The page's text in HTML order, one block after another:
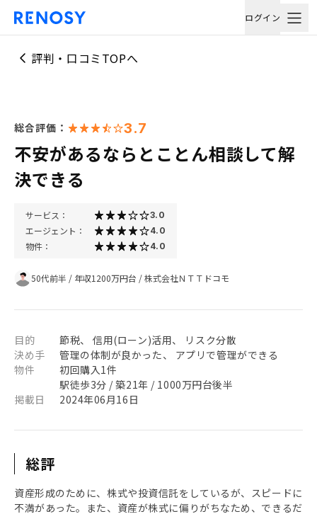
ログイン
評判・口コミTOPへ
総合評価： 3.7
不安があるならとことん相談して解
決できる
サービス： 3.0
エージェント： 4.0
物件： 4.0
50代前半 / 年収1200万円台 /株式会社ＮＴＴドコモ
目的
節税、 信用(ローン)活用、 リスク分散
決め手
管理の体制が良かった、 アプリで管理ができる
物件
初回購入1件
駅徒歩3分 / 築21年 / 1000万円台後半
掲載日
2024年06月16日
総評
資産形成のために、株式や投資信託をしているが、スピードに
不満があった。また、資産が株式に偏りがちなため、できるだ